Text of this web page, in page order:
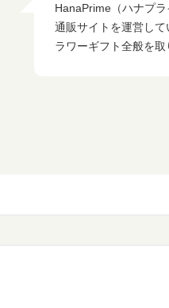
HanaPrime（ハナプ
通販サイトを運営し
ラワーギフト全般を取